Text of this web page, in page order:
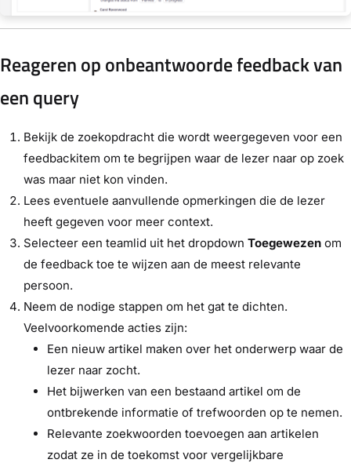
Reageren op onbeantwoorde feedback van
een query
Bekijk de zoekopdracht die wordt weergegeven voor een
feedbackitem om te begrijpen waar de lezer naar op zoek
was maar niet kon vinden.
Lees eventuele aanvullende opmerkingen die de lezer
heeft gegeven voor meer context.
Selecteer een teamlid uit het dropdown Toegewezen om
de feedback toe te wijzen aan de meest relevante
persoon.
Neem de nodige stappen om het gat te dichten.
Veelvoorkomende acties zijn:
Een nieuw artikel maken over het onderwerp waar de
lezer naar zocht.
Het bijwerken van een bestaand artikel om de
ontbrekende informatie of trefwoorden op te nemen.
Relevante zoekwoorden toevoegen aan artikelen
zodat ze in de toekomst voor vergelijkbare